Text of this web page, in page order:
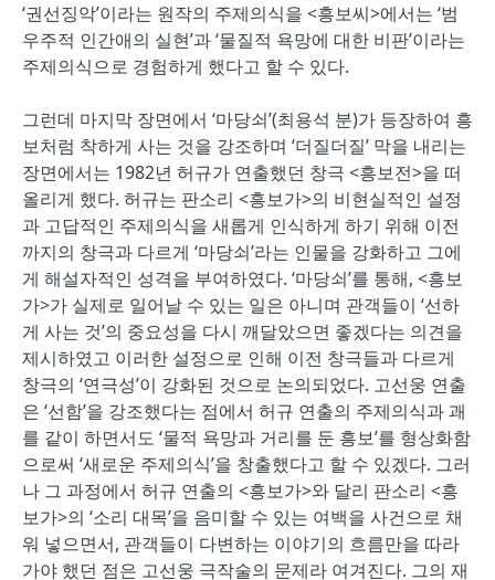
‘권선징악’이라는 원작의 주제의식을 <흥보씨>에서는 ‘범
우주적 인간애의 실현’과 ‘물질적 욕망에 대한 비판’이라는
주제의식으로 경험하게 했다고 할 수 있다.
그런데 마지막 장면에서 ‘마당쇠’(최용석 분)가 등장하여 흥
보처럼 착하게 사는 것을 강조하며 ‘더질더질’ 막을 내리는
장면에서는 1982년 허규가 연출했던 창극 <흥보전>을 떠
올리게 했다. 허규는 판소리 <흥보가>의 비현실적인 설정
과 고답적인 주제의식을 새롭게 인식하게 하기 위해 이전
까지의 창극과 다르게 ‘마당쇠’라는 인물을 강화하고 그에
게 해설자적인 성격을 부여하였다. ‘마당쇠’를 통해, <흥보
가>가 실제로 일어날 수 있는 일은 아니며 관객들이 ‘선하
게 사는 것’의 중요성을 다시 깨달았으면 좋겠다는 의견을
제시하였고 이러한 설정으로 인해 이전 창극들과 다르게
창극의 ‘연극성’이 강화된 것으로 논의되었다. 고선웅 연출
은 ‘선함’을 강조했다는 점에서 허규 연출의 주제의식과 괘
를 같이 하면서도 ‘물적 욕망과 거리를 둔 흥보’를 형상화함
으로써 ‘새로운 주제의식’을 창출했다고 할 수 있겠다. 그러
나 그 과정에서 허규 연출의 <흥보가>와 달리 판소리 <흥
보가>의 ‘소리 대목’을 음미할 수 있는 여백을 사건으로 채
워 넣으면서, 관객들이 다변하는 이야기의 흐름만을 따라
가야 했던 점은 고선웅 극작술의 문제라 여겨진다. 그의 재